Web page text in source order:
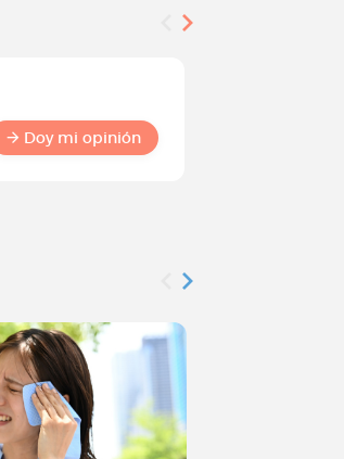
Doy mi opinión